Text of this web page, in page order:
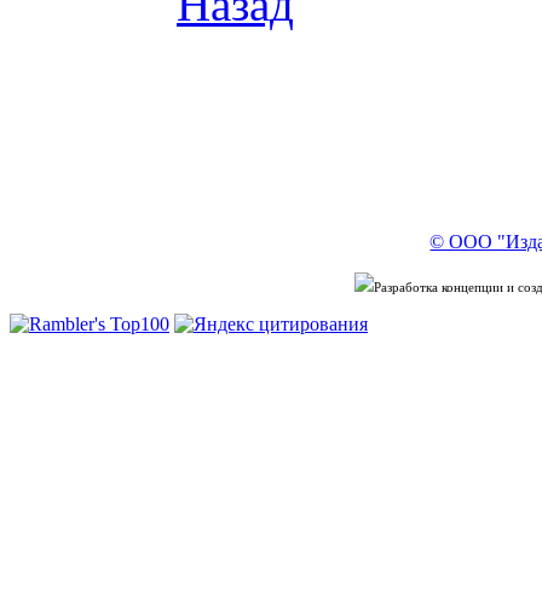
© ООО
Разработка концепции и